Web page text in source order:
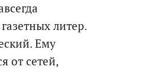
литер.
Ему
от сетей,